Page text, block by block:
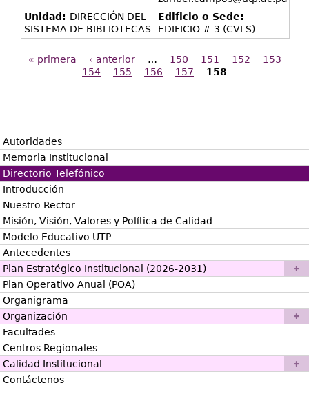
Unidad: DIRECCIÓN DEL
SISTEMA DE BIBLIOTECAS
Edificio o Sede:
EDIFICIO # 3 (CVLS)
« primera ‹ anterior … 150 151 152
153
154
155 156 157 158
Autoridades
Memoria Institucional
Directorio Telefónico
Introducción
Nuestro Rector
Misión, Visión, Valores y Política de Calidad
Modelo Educativo UTP
Antecedentes
Plan Estratégico Institucional (2026-2031)
Plan Operativo Anual (POA)
Organigrama
Organización
Facultades
Centros Regionales
Calidad Institucional
Contáctenos